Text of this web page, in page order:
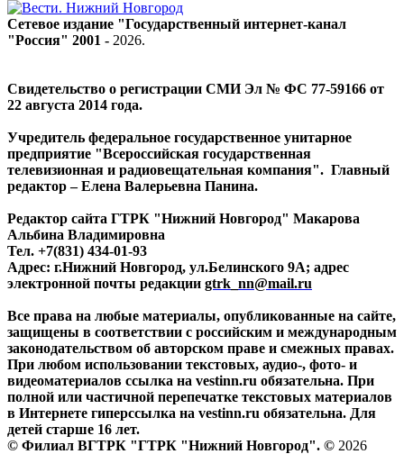
Сетевое издание "Государственный интернет-канал
"Россия" 2001 - 2026.
Свидетельство о регистрации СМИ Эл № ФС 77-59166 от
22 августа 2014 года.
Учредитель федеральное государственное унитарное
предприятие "Всероссийская государственная
телевизионная и радиовещательная компания". Главный
редактор – Елена Валерьевна Панина.
Редактор сайта ГТРК "Нижний Новгород" Макарова
Альбина Владимировна
Тел. +7(831) 434-01-93
Адрес: г.Нижний Новгород, ул.Белинского 9А; адрес
электронной почты редакции gtrk_nn@mail.ru
Все права на любые материалы, опубликованные на сайте,
защищены в соответствии с российским и международным
законодательством об авторском праве и смежных правах.
При любом использовании текстовых, аудио-, фото- и
видеоматериалов ссылка на vestinn.ru обязательна. При
полной или частичной перепечатке текстовых материалов
в Интернете гиперссылка на vestinn.ru обязательна. Для
детей старше 16 лет.
© Филиал ВГТРК "ГТРК "Нижний Новгород". © 2026